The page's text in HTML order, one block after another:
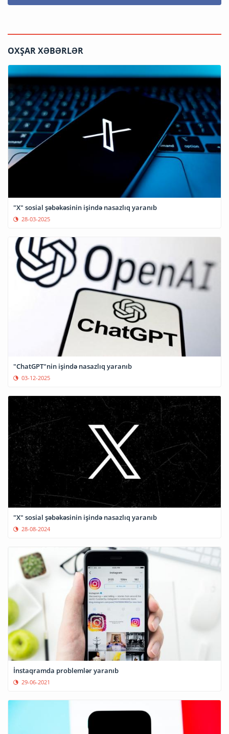
OXŞAR XƏBƏRLƏR
"X" sosial şəbəkəsinin işində nasazlıq yaranıb
28-03-2025
"ChatGPT"nin işində nasazlıq yaranıb
03-12-2025
"X" sosial şəbəkəsinin işində nasazlıq yaranıb
28-08-2024
İnstaqramda problemlər yaranıb
29-06-2021